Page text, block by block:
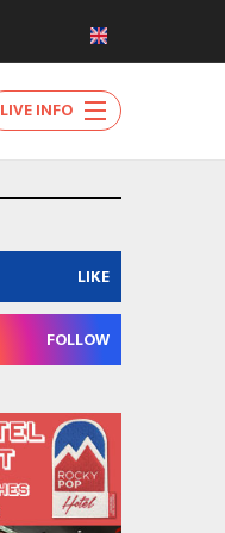
LIVE INFO
LIKE
FOLLOW